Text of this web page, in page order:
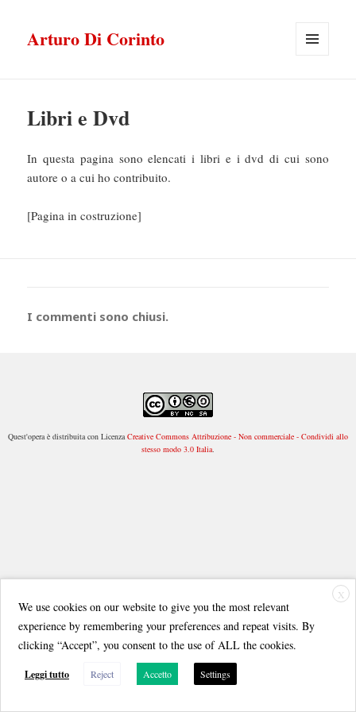
Arturo Di Corinto
Libri e Dvd
In questa pagina sono elencati i libri e i dvd di cui sono
autore o a cui ho contribuito.
[Pagina in costruzione]
I commenti sono chiusi.
Quest'opera è distribuita con LicenzaCreative Commons Attribuzione - Non commerciale - Condividi allo
stesso modo 3.0 Italia.
X
We use cookies on our website to give you the most relevant
experience by remembering your preferences and repeat visits. By
clicking “Accept”, you consent to the use of ALL the cookies.
Leggi tutto Reject Accetto Settings